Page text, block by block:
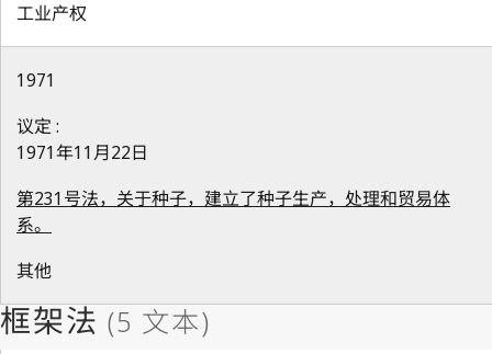
工业产权
1971
议定 :
1971年11月22日
第231号法，关于种子，建立了种子生产，处理和贸易体
系。
其他